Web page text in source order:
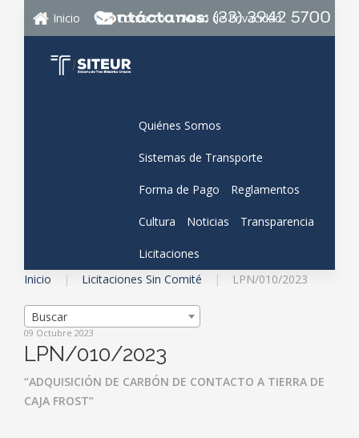
Inicio Contacto Aviso de Privacidad
Quiénes Somos
Sistemas de Transporte
Forma de Pago Reglamentos
Cultura Noticias Transparencia
Licitaciones
Inicio
Licitaciones Sin Comité LPN/010/2023
Buscar
09 Octubre 2023
LPN/010/2023
“ADQUISICIÓN DE CARBÓN DE CONTACTO A TIERRA DE
CAJA FROST”